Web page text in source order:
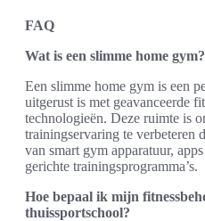
FAQ
Wat is een slimme home gym?
Een slimme home gym is een
uitgerust is met geavanceerde
technologieën. Deze ruimte is
trainingservaring te verbeteren
van smart gym apparatuur,
gerichte trainingsprogramma’s.
Hoe bepaal ik mijn
thuissportschool?